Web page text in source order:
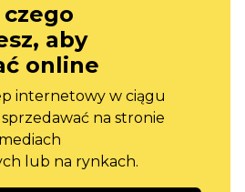
aby
online
internetowy w ciągu
na stronie
lub na rynkach.